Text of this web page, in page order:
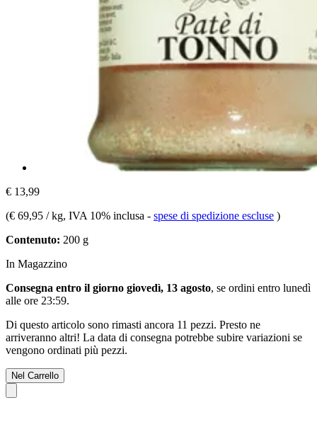
€ 13,99
(€ 69,95 / kg, IVA 10% inclusa - spese di spedizione escluse )
Contenuto: 200 g
In Magazzino
Consegna entro il giorno giovedì, 13 agosto, se ordini entro lunedì
alle ore 23:59.
Di questo articolo sono rimasti ancora 11 pezzi. Presto ne
arriveranno altri! La data di consegna potrebbe subire variazioni se
vengono ordinati più pezzi.
Nel Carrello